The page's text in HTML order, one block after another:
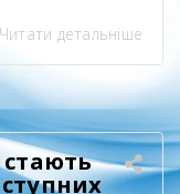
ініціатива
«Навички для
та
активізації
успішно
Читати детальніше